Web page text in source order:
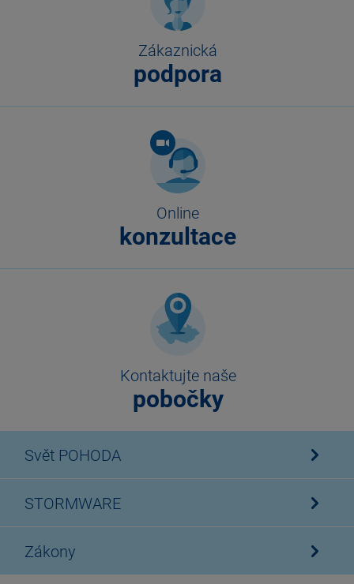
Zákaznická
podpora
Online
konzultace
Kontaktujte naše
pobočky
Svět POHODA
STORMWARE
Zákony